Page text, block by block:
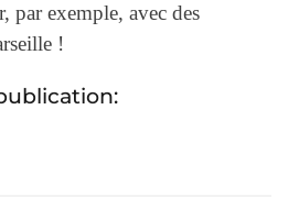
par exemple, avec des
!